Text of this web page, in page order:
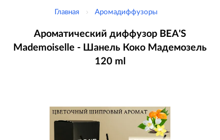
Главная Аромадиффузоры
Ароматический диффузор BEA'S
Mademoiselle - Шанель Коко Мадемозель
120 ml